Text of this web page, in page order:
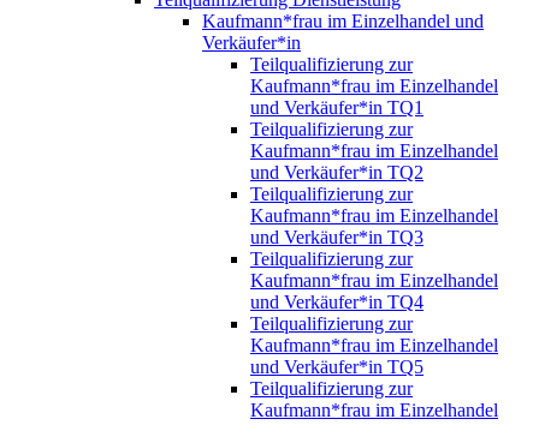
Kaufmann*frau im Einzelhandel und
Verkäufer*in
Teilqualifizierung zur
Kaufmann*frau im Einzelhandel
und Verkäufer*in TQ1
Teilqualifizierung zur
Kaufmann*frau im Einzelhandel
und Verkäufer*in TQ2
Teilqualifizierung zur
Kaufmann*frau im Einzelhandel
und Verkäufer*in TQ3
Teilqualifizierung zur
Kaufmann*frau im Einzelhandel
und Verkäufer*in TQ4
Teilqualifizierung zur
Kaufmann*frau im Einzelhandel
und Verkäufer*in TQ5
Teilqualifizierung zur
Kaufmann*frau im Einzelhandel